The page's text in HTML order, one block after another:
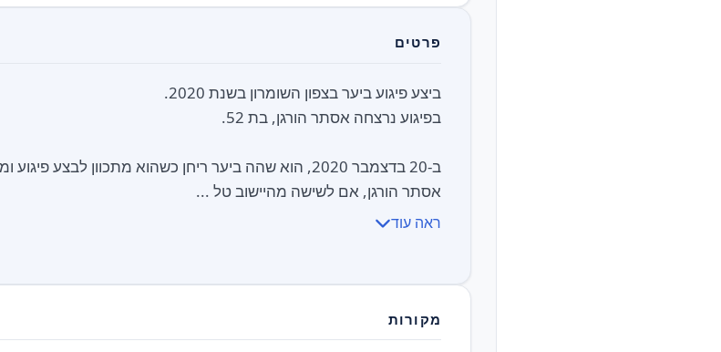
פרטים
אסתר הורגן, אם לשישה מהיישוב טל ...
ראה עוד
מקורות